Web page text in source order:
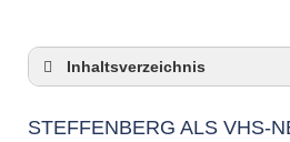
Inhaltsverzeichnis
Checkliste: So zeigt die
STEFFENBERG ALS VHS-